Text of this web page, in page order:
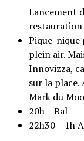
Lancement
restauration
Pique-nique
plein air.
Innovizza,
sur la place.
Mark du
20h – Bal
22h30 – 1h